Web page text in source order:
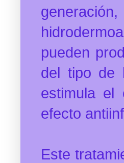
pueden
del tipo de
estimula el
efecto
Este